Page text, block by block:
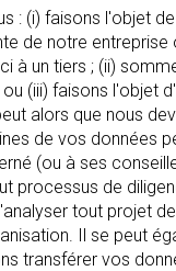
: (i) faisons l'objet
de notre entreprise
à un tiers ; (ii)
ou (iii) faisons l'objet
alors que nous
de vos données
(ou à ses
processus de
tout projet
Il se peut
transférer vos